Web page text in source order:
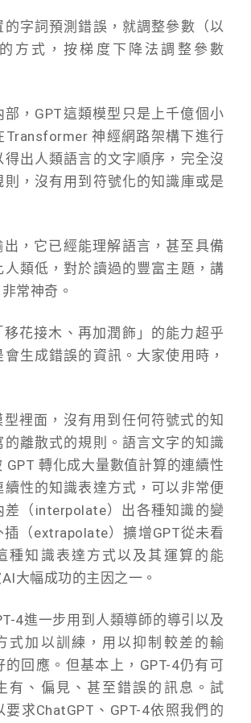
的字詞預測錯誤，就調整參數（以
方式，按梯度下降法調整參數
部，GPT這類模型只是上千億個小
Transformer 神經網路架構下進行
得出人類語言的文字順序，完全沒
則，沒有用到符號化的知識庫或是
出，它已經能理解語言，甚至具備
人類低，對於讀過的豐富主題，講
常神奇。
移花接木、再加潤飾」的能力超乎
生成錯誤的資訊。大家使用時，
型裡面，沒有用到任何符號式的知
的離散式的規則。語言文字的知識
GPT 轉化成大量數值計算的連續性
續性的知識表達方式，可以非常便
差（interpolate）出各種知識的變
插（extrapolate）擴增GPT從未看
種知識表達方式以及其運算的能
大幅成功的主因之一。
4進一步用到人類導師的導引以及
式加以訓練，用以抑制較差的輸
的回應。但基本上，GPT-4仍有可
有、偏見、甚至錯誤的訊息。試
要求ChatGPT、GPT-4依照我們的